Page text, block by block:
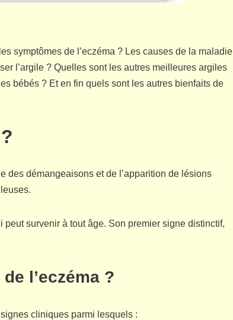
symptômes de l’eczéma ? Les causes de la maladie
l’argile ? Quelles sont les autres meilleures argiles
bébés ? Et en fin quels sont les autres bienfaits de
des démangeaisons et de l’apparition de lésions
survenir à tout âge. Son premier signe distinctif,
l’eczéma ?
cliniques parmi lesquels :